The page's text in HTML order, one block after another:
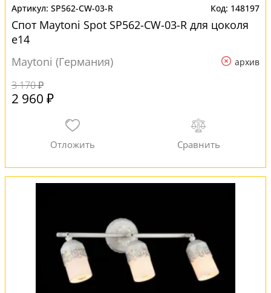
SP562-CW-03-R 148197
Спот Maytoni Spot SP562-CW-03-R для цоколя
e14
Maytoni (Германия)
архив
3 170 ₽
2 960 ₽